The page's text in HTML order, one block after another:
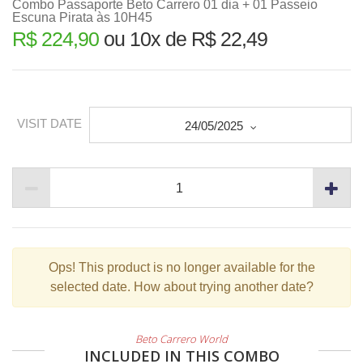
Combo Passaporte Beto Carrero 01 dia + 01 Passeio
Escuna Pirata às 10H45
R$ 224,90 ou 10x de R$ 22,49
VISIT DATE 24/05/2025
Ops! This product is no longer available for the
selected date. How about trying another date?
Beto Carrero World
INCLUDED IN THIS COMBO